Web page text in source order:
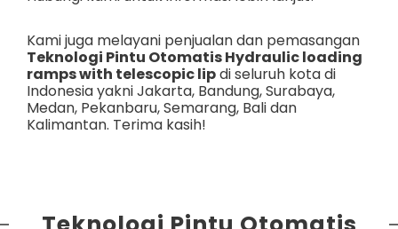
Kami juga melayani penjualan dan pemasangan
Teknologi Pintu Otomatis Hydraulic loading
ramps with telescopic lipdi seluruh kota di
Indonesia yakniJakarta, Bandung,Surabaya,
Medan, Pekanbaru,Semarang, Balidan
Kalimantan. Terima kasih!